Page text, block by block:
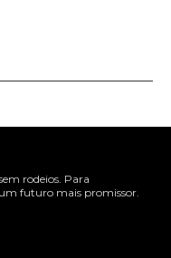
rodeios. Para
futuro mais promissor.